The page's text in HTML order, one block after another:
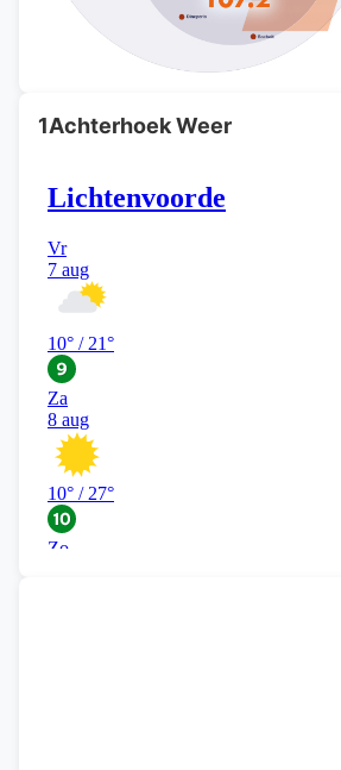
1Achterhoek Weer